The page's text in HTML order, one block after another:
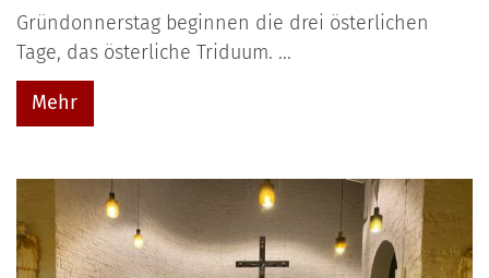
Gründonnerstag beginnen die drei österlichen
Tage, das österliche Triduum. ...
Mehr